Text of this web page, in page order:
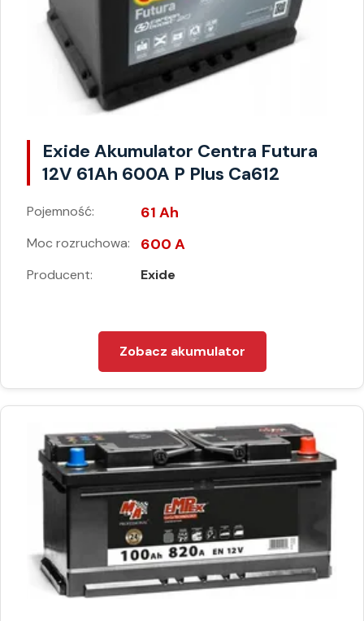
Exide Akumulator Centra Futura
12V 61Ah 600A P Plus Ca612
Pojemność: 61 Ah
Moc rozruchowa: 600 A
Producent: Exide
Zobacz akumulator